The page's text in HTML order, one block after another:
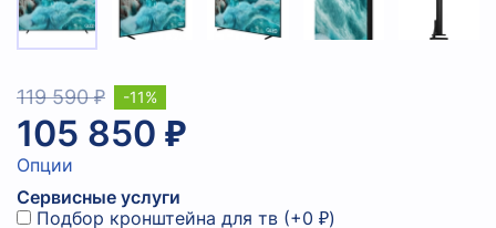
119 590 ₽
105 850 ₽
-11%
Опции
Сервисные услуги
Подбор кронштейна для тв (+0 ₽)